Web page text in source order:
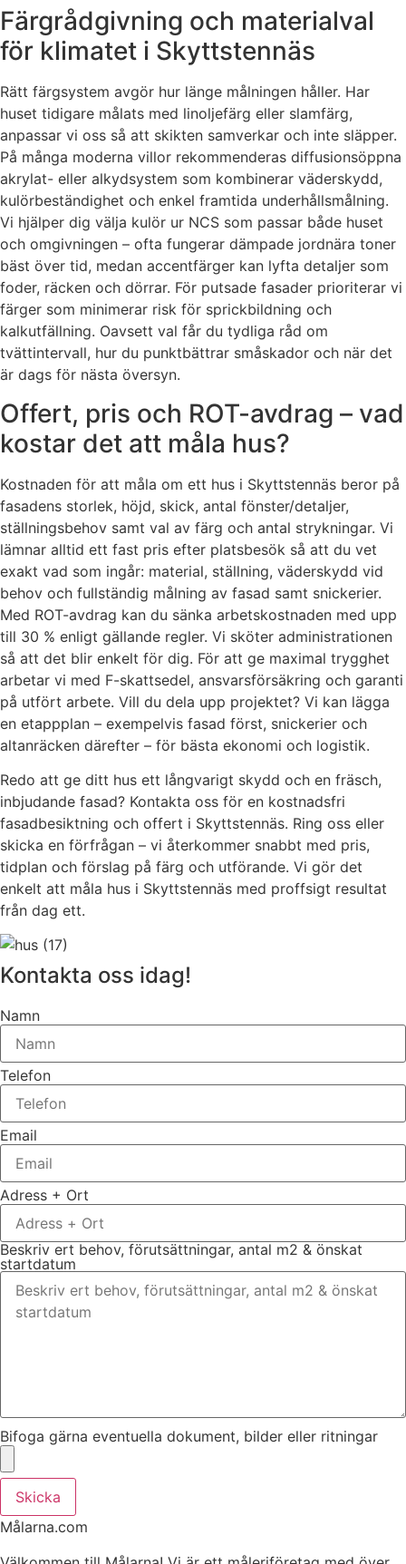
Färgrådgivning och materialval
för klimatet i Skyttstennäs
Rätt färgsystem avgör hur länge målningen håller. Har
huset tidigare målats med linoljefärg eller slamfärg,
anpassar vi oss så att skikten samverkar och inte släpper.
På många moderna villor rekommenderas diffusionsöppna
akrylat- eller alkydsystem som kombinerar väderskydd,
kulörbeständighet och enkel framtida underhållsmålning.
Vi hjälper dig välja kulör ur NCS som passar både huset
och omgivningen – ofta fungerar dämpade jordnära toner
bäst över tid, medan accentfärger kan lyfta detaljer som
foder, räcken och dörrar. För putsade fasader prioriterar vi
färger som minimerar risk för sprickbildning och
kalkutfällning. Oavsett val får du tydliga råd om
tvättintervall, hur du punktbättrar småskador och när det
är dags för nästa översyn.
Offert, pris och ROT-avdrag – vad
kostar det att måla hus?
Kostnaden för att måla om ett hus i Skyttstennäs beror på
fasadens storlek, höjd, skick, antal fönster/detaljer,
ställningsbehov samt val av färg och antal strykningar. Vi
lämnar alltid ett fast pris efter platsbesök så att du vet
exakt vad som ingår: material, ställning, väderskydd vid
behov och fullständig målning av fasad samt snickerier.
Med ROT-avdrag kan du sänka arbetskostnaden med upp
till 30 % enligt gällande regler. Vi sköter administrationen
så att det blir enkelt för dig. För att ge maximal trygghet
arbetar vi med F-skattsedel, ansvarsförsäkring och garanti
på utfört arbete. Vill du dela upp projektet? Vi kan lägga
en etappplan – exempelvis fasad först, snickerier och
altanräcken därefter – för bästa ekonomi och logistik.
Redo att ge ditt hus ett långvarigt skydd och en fräsch,
inbjudande fasad? Kontakta oss för en kostnadsfri
fasadbesiktning och offert i Skyttstennäs. Ring oss eller
skicka en förfrågan – vi återkommer snabbt med pris,
tidplan och förslag på färg och utförande. Vi gör det
enkelt att måla hus i Skyttstennäs med proffsigt resultat
från dag ett.
Kontakta oss idag!
Namn
Telefon
Email
Adress + Ort
Beskriv ert behov, förutsättningar, antal m2 & önskat
startdatum
Bifoga gärna eventuella dokument, bilder eller ritningar
Skicka
Målarna.com